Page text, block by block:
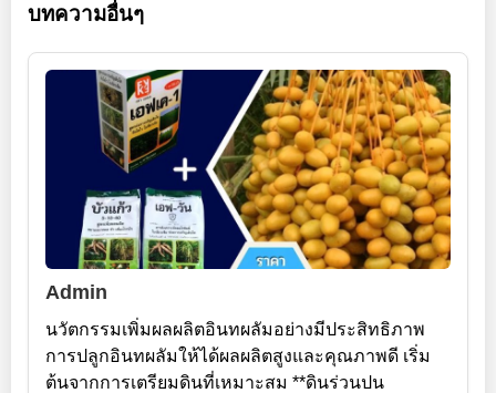
บทความอื่นๆ
Admin
นวัตกรรมเพิ่มผลผลิตอินทผลัมอย่างมีประสิทธิภาพ
การปลูกอินทผลัมให้ได้ผลผลิตสูงและคุณภาพดี เริ่ม
ต้นจากการเตรียมดินที่เหมาะสม **ดินร่วนปน